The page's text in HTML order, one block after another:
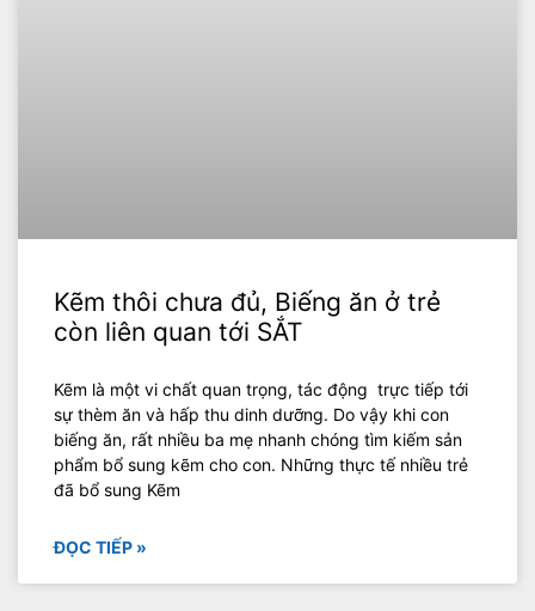
Kẽm thôi chưa đủ, Biếng ăn ở trẻ
còn liên quan tới SẮT
Kẽm là một vi chất quan trọng, tác động trực tiếp tới
sự thèm ăn và hấp thu dinh dưỡng. Do vậy khi con
biếng ăn, rất nhiều ba mẹ nhanh chóng tìm kiếm sản
phẩm bổ sung kẽm cho con. Những thực tế nhiều trẻ
đã bổ sung Kẽm
ĐỌC TIẾP »